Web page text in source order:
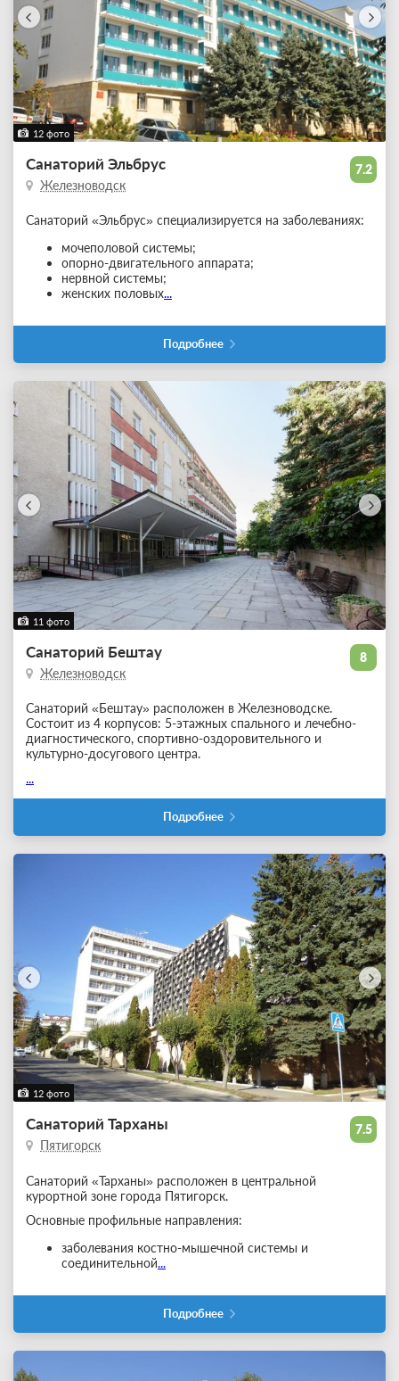
12 фото
7.2
Санаторий Эльбрус
Железноводск
Санаторий «Эльбрус» специализируется на заболеваниях:
мочеполовой системы;
опорно-двигательного аппарата;
нервной системы;
женских половых...
Подробнее
11 фото
8
Санаторий Бештау
Железноводск
Санаторий «Бештау» расположен в Железноводске.
Состоит из 4 корпусов: 5-этажных спального и лечебно-
диагностического, спортивно-оздоровительного и
культурно-досугового центра.
...
Подробнее
12 фото
7.5
Санаторий Тарханы
Пятигорск
Санаторий «Тарханы» расположен в центральной
курортной зоне города Пятигорск.
Основные профильные направления:
заболевания костно-мышечной системы и
соединительной...
Подробнее